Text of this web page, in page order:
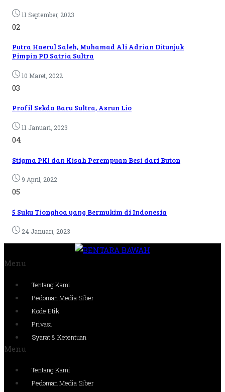
11 September, 2023
02
Putra Haerul Saleh, Muhamad Ali Adrian Ditunjuk
Pimpin PD Satria Sultra
10 Maret, 2022
03
Profil Sekda Baru Sultra, Asrun Lio
11 Januari, 2023
04
Stigma PKI dan Kisah Perempuan Besi dari Buton
9 April, 2022
05
5 Suku Tionghoa yang Bermukim di Indonesia
24 Januari, 2023
Menu
Tentang Kami
Pedoman Media Siber
Kode Etik
Privasi
Syarat & Ketentuan
Menu
Tentang Kami
Pedoman Media Siber